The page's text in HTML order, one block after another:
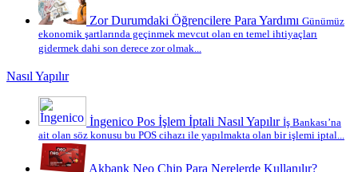
Zor Durumdaki Öğrencilere Para Yardımı Günümüz
ekonomik şartlarında geçinmek mevcut olan en temel ihtiyaçları
gidermek dahi son derece zor olmak...
Nasıl Yapılır
İngenico Pos İşlem İptali Nasıl Yapılır İş Bankası’na
ait olan söz konusu bu POS cihazı ile yapılmakta olan bir işlemi iptal...
Akbank Neo Chip Para Nerelerde Kullanılır?